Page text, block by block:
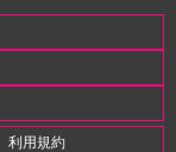
利用規約